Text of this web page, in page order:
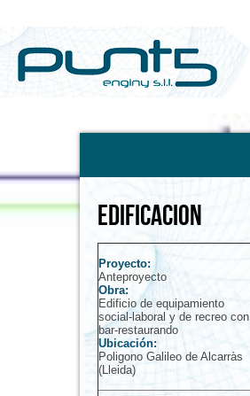
EDIFICACION
Proyecto:
Anteproyecto
Obra:
Edificio de equipamiento
social-laboral y de recreo con
bar-restaurando
Ubicación:
Poligono Galileo de Alcarràs
(Lleida)